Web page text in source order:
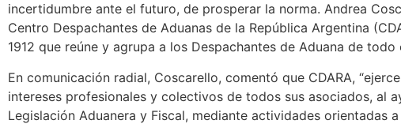
incertidumbre ante el futuro, de prosperar la norma. Andrea
Centro Despachantes de Aduanas de la República Argentina
1912 que reúne y agrupa a los Despachantes de Aduana de
En comunicación radial, Coscarello, comentó que CDARA,
intereses profesionales y colectivos de todos sus asociados, al
Legislación Aduanera y Fiscal, mediante actividades orientadas